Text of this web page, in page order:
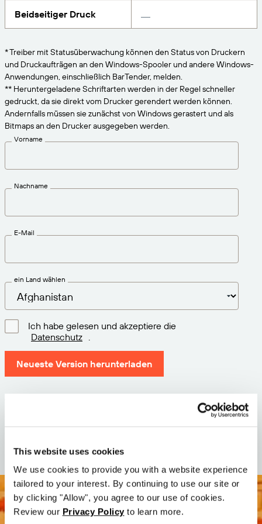
This website uses cookies
We use cookies to provide you with a website experience
tailored to your interest. By continuing to use our site or
by clicking "Allow", you agree to our use of cookies.
Review our Privacy Policy to learn more.
PRODUKT
Preise
Kostenlos testen
Technische Daten
Produktregistrierung
Unterstützte Standards
Amazon Transparency
Lösungsübersicht
VERBINDEN
Karriere
Nachrichten
Reifegradmodell für Etikettierung und
Erhalten Sie die Unterstützung, die Ihren
Beidseitiger Druck
* Treiber mit Statusüberwachung können den Status von Druckern
und Druckaufträgen an den Windows-Spooler und andere Windows-
Anwendungen, einschließlich BarTender, melden.
** Heruntergeladene Schriftarten werden in der Regel schneller
gedruckt, da sie direkt vom Drucker gerendert werden können.
Andernfalls müssen sie zunächst von Windows gerastert und als
Bitmaps an den Drucker ausgegeben werden.
Vorname
Nachname
E-Mail
ein Land wählen
Ich habe gelesen und akzeptiere die
Datenschutz
Neueste Version herunterladen
Datum: 2026-05-05